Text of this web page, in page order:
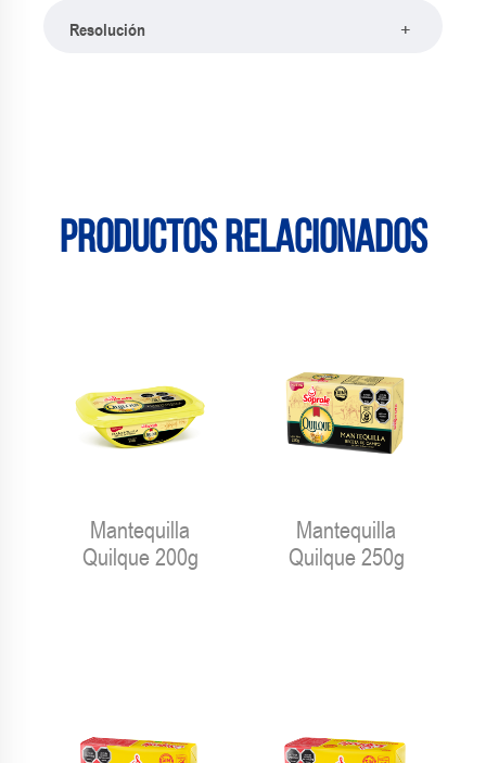
Resolución +
Productos relacionados
Mantequilla
Quilque 200g
Mantequilla
Quilque 250g